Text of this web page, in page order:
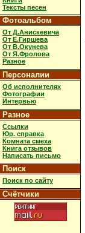
Тексты песен
Фотоальбом
От Д.Анискевича
От Е.Гиршева
От В.Окунева
От Я.Фролова
Разное
Персоналии
Об исполнителях
Фотографии
Интервью
Разное
Ссылки
Юр. справка
Комната смеха
Книга отзывов
Написать письмо
Поиск
Поиск по сайту
Счётчики